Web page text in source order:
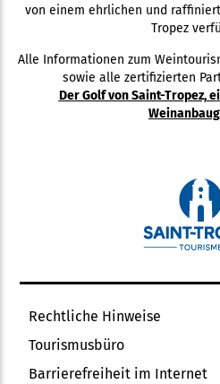
von einem ehrlichen und
Tropez
Alle Informationen zum
sowie alle zertifizierten
Der Golf von Saint-Tropez,
Rechtliche Hinweise
Tourismusbüro
Barrierefreiheit im Internet